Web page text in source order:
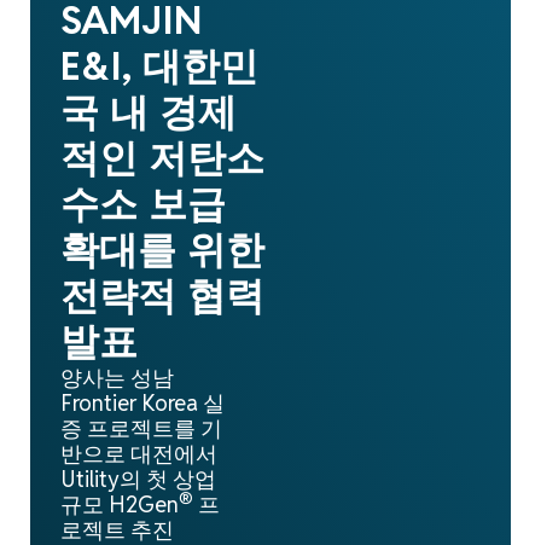
SAMJIN
E&I, 대한민
국 내 경제
적인 저탄소
수소 보급
확대를 위한
전략적 협력
발표
양사는 성남
Frontier Korea 실
증 프로젝트를 기
반으로 대전에서
Utility의 첫 상업
규모 H2Gen® 프
로젝트 추진